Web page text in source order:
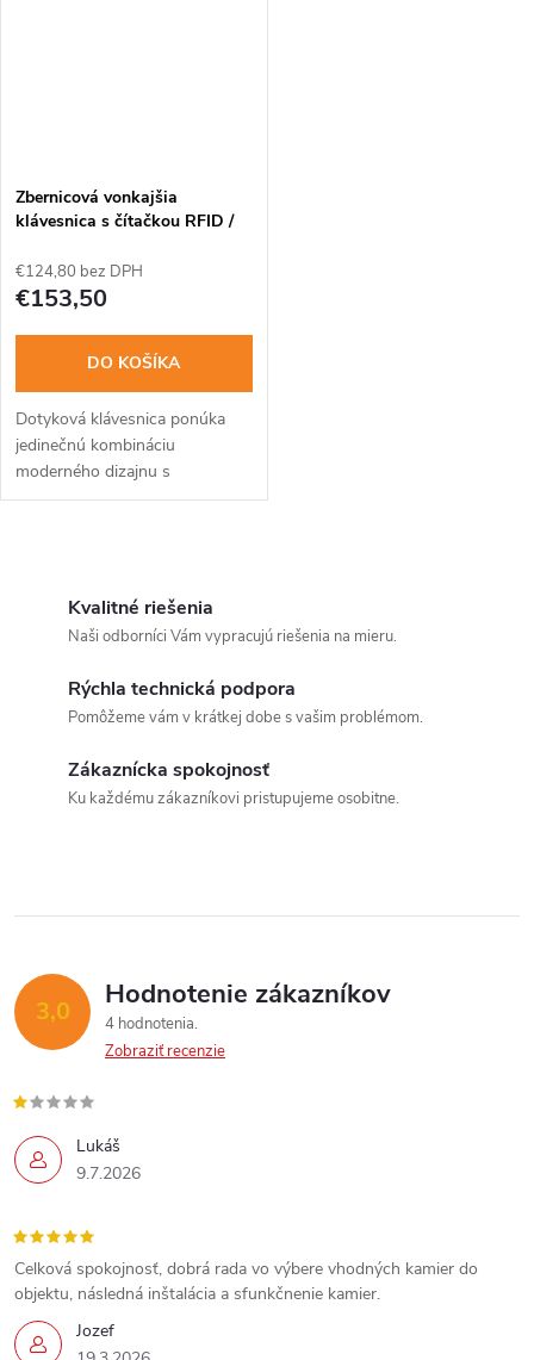
Zbernicová vonkajšia
klávesnica s čítačkou RFID /
€124,80 bez DPH
€153,50
DO KOŠÍKA
Dotyková klávesnica ponúka
jedinečnú kombináciu
moderného dizajnu s
technológiou čítania dvoch
i
p
r
v
k
y
v
ý
p
Kvalitné riešenia
Naši odborníci Vám vypracujú riešenia na mieru.
Rýchla technická podpora
Pomôžeme vám v krátkej dobe s vašim problémom.
Zákaznícka spokojnosť
Ku každému zákazníkovi pristupujeme osobitne.
3,0 Hodnotenie zákazníkov
4 hodnotenia
Zobraziť recenzie
Lukáš
9.7.2026
Jozef
Celková spokojnosť, dobrá rada vo výbere vhodných kamier do
objektu, následná inštalácia a sfunkčnenie kamier.
Powered by chaterimo